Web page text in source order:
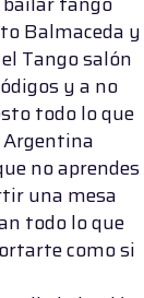
Balmaceda y
Tango salón
y a no
todo lo que
Argentina
no aprendes
una mesa
todo lo que
como si